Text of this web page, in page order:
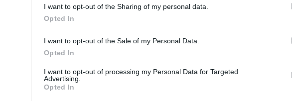
I want to opt-out of the Sharing of my personal data.
Opted In
I want to opt-out of the Sale of my Personal Data.
Opted In
I want to opt-out of processing my Personal Data for Targeted
Advertising.
Opted In
Πολλά
εκπαίδευσης
έγιναν viral.
Δευτεροβάθμια
ιστοσελίδες της
άρθρα, κυρίως
13/12/2020 - 13:29